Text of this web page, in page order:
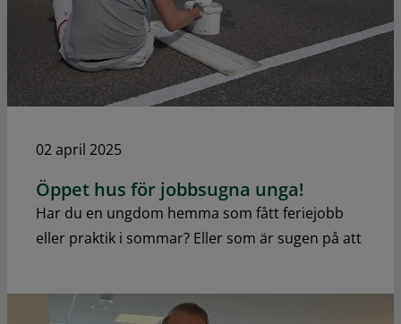
02 april 2025
Öppet hus för jobbsugna unga!
Har du en ungdom hemma som fått feriejobb
eller praktik i sommar? Eller som är sugen på att